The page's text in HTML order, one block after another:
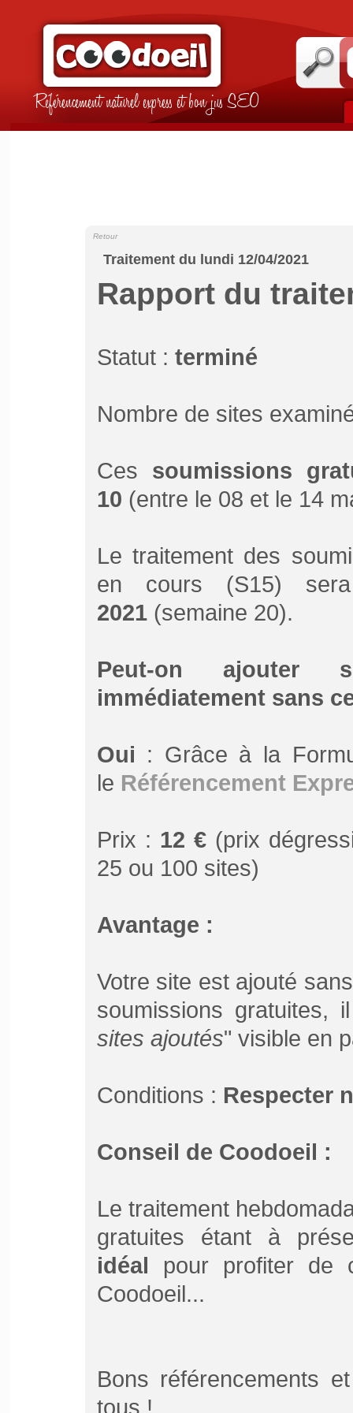
Référencement naturel express et bon jus SEO
Traitement du lundi 12/04/2021
Retour
Rapport du
Statut : terminé
Nombre de sites
Ces soumissions
10 (entre le 08 et le 14
Le traitement des
en cours (S15)
2021(semaine 20).
Peut-on ajouter
immédiatement sans
Oui : Grâce à la
le Référencement
Prix : 12 €(prix
25 ou 100 sites)
Avantage :
Votre site est ajouté
soumissions
sites ajoutés" visible en
Conditions : Respecter
Conseil de Coodoeil :
Le traitement
gratuites étant à
idéal pour profiter de
Coodoeil...
Bons référencements
tous !